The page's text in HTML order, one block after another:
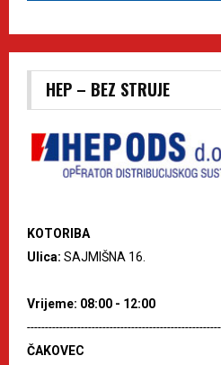
HEP – BEZ STRUJE
KOTORIBA
Ulica: SAJMIŠNA 16.
Vrijeme: 08:00 - 12:00
ČAKOVEC